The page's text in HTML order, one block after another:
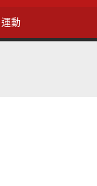
運動